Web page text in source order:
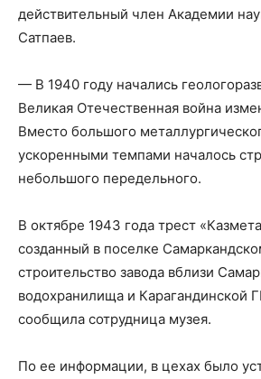
действительный член Академии
Сатпаев.
— В 1940 году начались
Великая Отечественная война
Вместо большого
ускоренными темпами началось
небольшого передельного.
В октябре 1943 года трест
созданный в поселке
строительство завода вблизи
водохранилища и Карагандинской
сообщила сотрудница музея.
По ее информации, в цехах было